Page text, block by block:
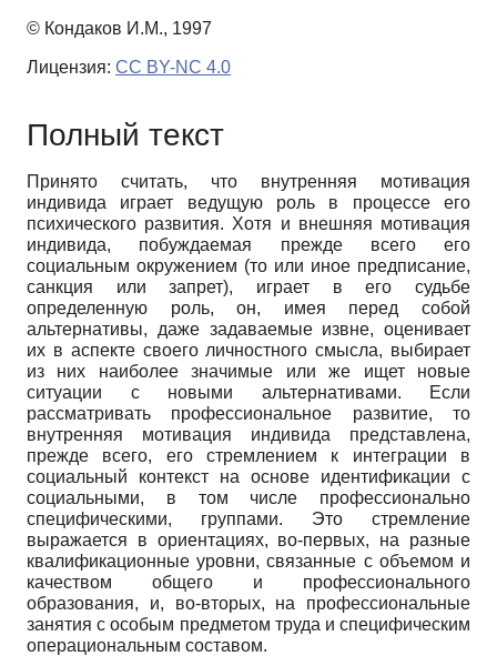
© Кондаков И.М., 1997
Лицензия: CC BY-NC 4.0
Полный текст
Принято считать, что внутренняя мотивация
индивида играет ведущую роль в процессе его
психического развития. Хотя и внешняя мотивация
индивида, побуждаемая прежде всего его
социальным окружением (то или иное предписание,
санкция или запрет), играет в его судьбе
определенную роль, он, имея перед собой
альтернативы, даже задаваемые извне, оценивает
их в аспекте своего личностного смысла, выбирает
из них наиболее значимые или же ищет новые
ситуации с новыми альтернативами. Если
рассматривать профессиональное развитие, то
внутренняя мотивация индивида представлена,
прежде всего, его стремлением к интеграции в
социальный контекст на основе идентификации с
социальными, в том числе профессионально
специфическими, группами. Это стремление
выражается в ориентациях, во-первых, на разные
квалификационные уровни, связанные с объемом и
качеством общего и профессионального
образования, и, во-вторых, на профессиональные
занятия с особым предметом труда и специфическим
операциональным составом.